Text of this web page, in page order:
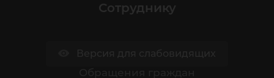
Сотруднику